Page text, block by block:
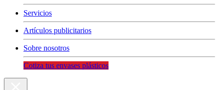
Servicios
Artículos publicitarios
Sobre nosotros
Cotiza tus envases plásticos